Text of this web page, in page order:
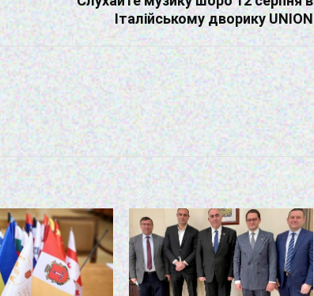
Італійському дворику UNION